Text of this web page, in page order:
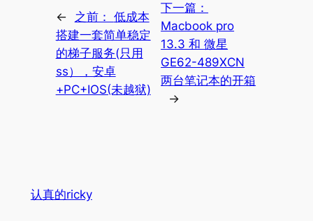
← 之前： 低成本
搭建一套简单稳定
的梯子服务(只用
ss），安卓
+PC+IOS(未越狱)
下一篇：
Macbook pro
13.3 和 微星
GE62-489XCN
两台笔记本的开箱
→
认真的ricky